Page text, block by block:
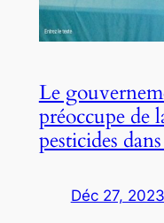
Le
préoccupe de
pesticides
Déc 27, 2023